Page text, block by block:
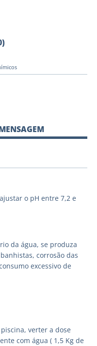
o pH entre 7,2 e
da água, se produza
corrosão das
excessivo de
verter a dose
com água ( 1,5 Kg de